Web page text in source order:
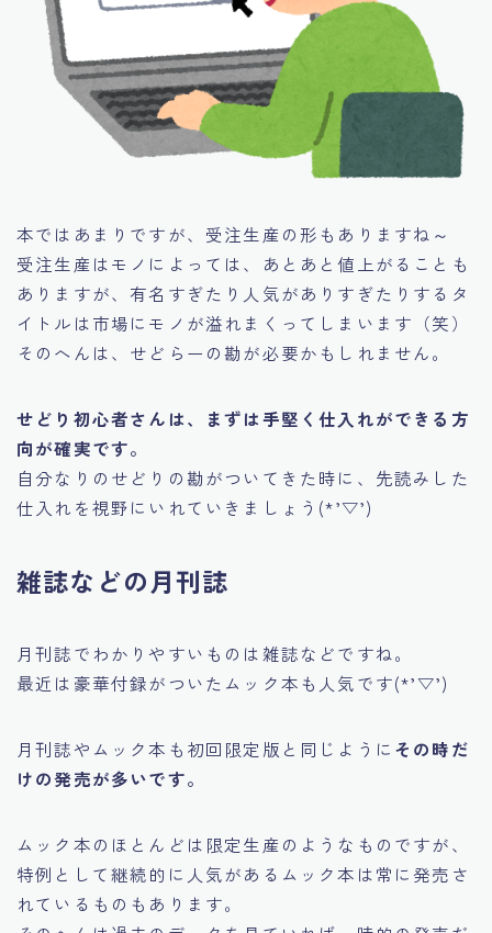
本ではあまりですが、受注生産の形もありますね～
受注生産はモノによっては、あとあと値上がることも
ありますが、有名すぎたり人気がありすぎたりするタ
イトルは市場にモノが溢れまくってしまいます（笑）
そのへんは、せどらーの勘が必要かもしれません。
せどり初心者さんは、まずは手堅く仕入れができる方
向が確実です。
自分なりのせどりの勘がついてきた時に、先読みした
仕入れを視野にいれていきましょう(*’▽’)
雑誌などの月刊誌
月刊誌でわかりやすいものは雑誌などですね。
最近は豪華付録がついたムック本も人気です(*’▽’)
月刊誌やムック本も初回限定版と同じように その時だ
けの発売が多いです。
ムック本のほとんどは限定生産のようなものですが、
特例として継続的に人気があるムック本は常に発売さ
れているものもあります。